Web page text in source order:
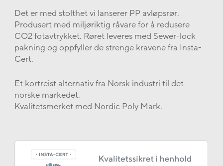
Det er med stolthet vi lanserer PP avløpsrør.
Produsert med miljøriktig råvare for å redusere
CO2 fotavtrykket. Røret leveres med Sewer-lock
pakning og oppfyller de strenge kravene fra Insta-
Cert.
Et kortreist alternativ fra Norsk industri til det
norske markedet.
Kvalitetsmerket med Nordic Poly Mark.